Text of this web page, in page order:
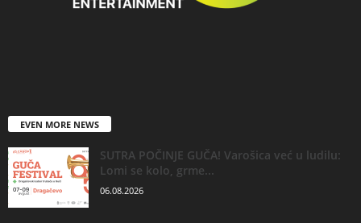
EVEN MORE NEWS
SUTRA POČINJE GUČA! Varošica već u ludilu:
Lomi se kolo, grme...
06.08.2026